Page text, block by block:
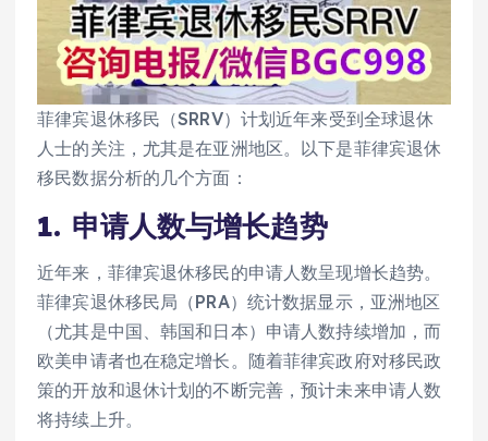
菲律宾退休移民（SRRV）计划近年来受到全球退休
人士的关注，尤其是在亚洲地区。以下是菲律宾退休
移民数据分析的几个方面：
1. 申请人数与增长趋势
近年来，菲律宾退休移民的申请人数呈现增长趋势。
菲律宾退休移民局（PRA）统计数据显示，亚洲地区
（尤其是中国、韩国和日本）申请人数持续增加，而
欧美申请者也在稳定增长。随着菲律宾政府对移民政
策的开放和退休计划的不断完善，预计未来申请人数
将持续上升。